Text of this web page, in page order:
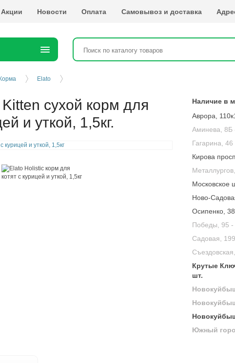
Акции Новости Оплата Самовывоз и доставка
Корма Elato
сухой корм для
и уткой, 1,5кг.
Наличие в
Аврора,
Аминева, 8Б
Гагарина, 46
Кирова
Московское
Ново-
Осипенко,
Победы, 95 -
Садовая,
Крутые
шт.
Южный